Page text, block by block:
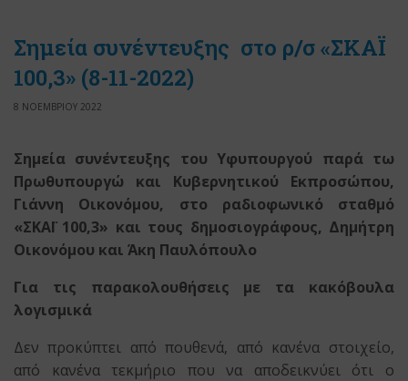
Σημεία συνέντευξης στο ρ/σ «ΣΚΑΪ
100,3» (8-11-2022)
8 ΝΟΕΜΒΡΙΟΥ 2022
Σημεία συνέντευξης του Υφυπουργού παρά τω
Πρωθυπουργώ και Κυβερνητικού Εκπροσώπου,
Γιάννη Οικονόμου, στο ραδιοφωνικό σταθμό
«ΣΚΑΪ 100,3» και τους δημοσιογράφους, Δημήτρη
Οικονόμου και Άκη Παυλόπουλο
Για τις παρακολουθήσεις με τα κακόβουλα
λογισμικά
Δεν προκύπτει από πουθενά, από κανένα στοιχείο,
από κανένα τεκμήριο που να αποδεικνύει ότι ο